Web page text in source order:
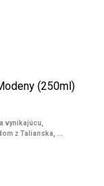
(250ml)
vynikajúcu,
z Talianska, ...